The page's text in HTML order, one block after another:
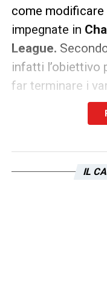
come
impegnate in
League.
infatti l’obiettivo
far terminare i
oltre il 30
taglio di tanti
IL